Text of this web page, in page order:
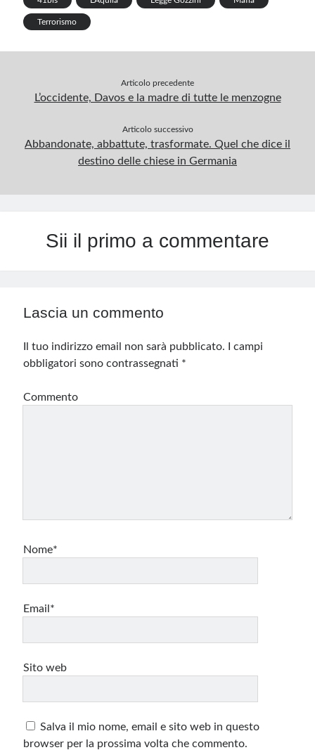
Terrorismo
Articolo precedente
L’occidente, Davos e la madre di tutte le menzogne
Articolo successivo
Abbandonate, abbattute, trasformate. Quel che dice il
destino delle chiese in Germania
Sii il primo a commentare
Lascia un commento
Il tuo indirizzo email non sarà pubblicato.
I campi
obbligatori sono contrassegnati *
Commento
Nome*
Email*
Sito web
Salva il mio nome, email e sito web in questo
browser per la prossima volta che commento.